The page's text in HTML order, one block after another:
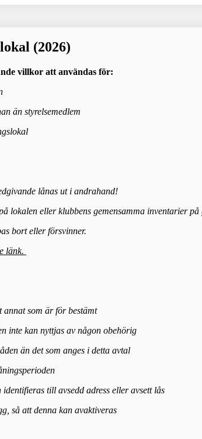
(2026)
villkor att användas för:
än styrelsemedlem
lånas ut i andrahand!
lokalen eller klubbens gemensamma inventarier på
bort eller försvinner.
länk.
som är för bestämt
inte kan nyttjas av någon obehörig
än det som anges i detta avtal
till avsedd adress eller avsett lås
så att denna kan avaktiveras